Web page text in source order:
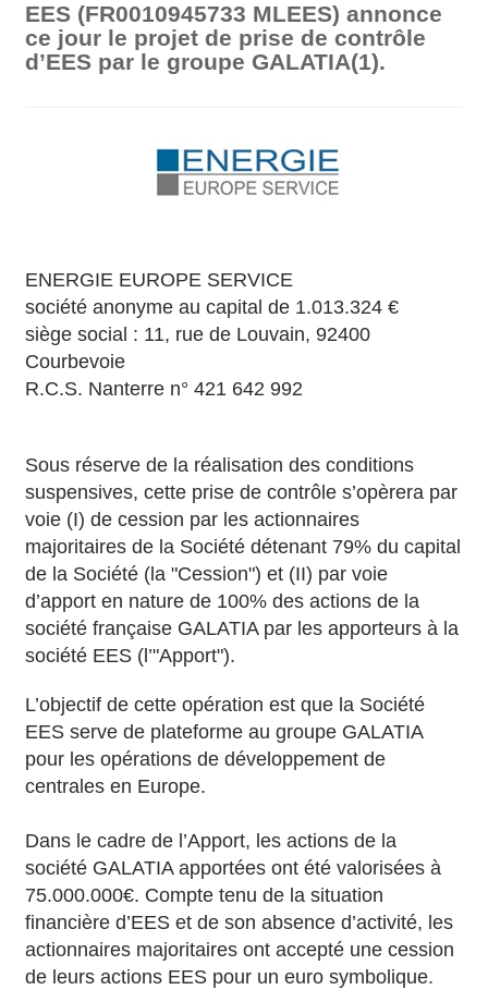
EES (FR0010945733 MLEES) annonce
ce jour le projet de prise de contrôle
d’EES par le groupe GALATIA(1).
ENERGIE EUROPE SERVICE
société anonyme au capital de 1.013.324 €
siège social : 11, rue de Louvain, 92400
Courbevoie
R.C.S. Nanterre n° 421 642 992
Sous réserve de la réalisation des conditions
suspensives, cette prise de contrôle s’opèrera par
voie (I) de cession par les actionnaires
majoritaires de la Société détenant 79% du capital
de la Société (la "Cession") et (II) par voie
d’apport en nature de 100% des actions de la
société française GALATIA par les apporteurs à la
société EES (l’"Apport").
L’objectif de cette opération est que la Société
EES serve de plateforme au groupe GALATIA
pour les opérations de développement de
centrales en Europe.
Dans le cadre de l’Apport, les actions de la
société GALATIA apportées ont été valorisées à
75.000.000€. Compte tenu de la situation
financière d’EES et de son absence d’activité, les
actionnaires majoritaires ont accepté une cession
de leurs actions EES pour un euro symbolique.